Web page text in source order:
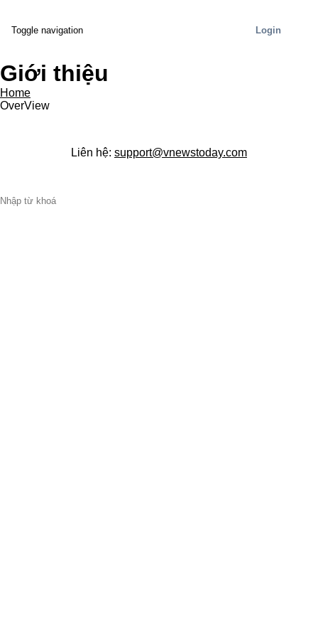
Toggle navigation Login
Giới thiệu
Home
OverView
Liên hệ: support@vnewstoday.com